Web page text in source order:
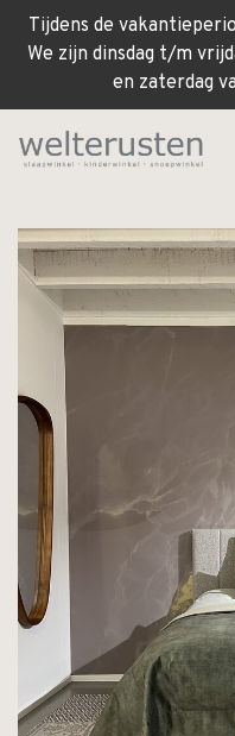
Tijdens de
We zijn dinsdag t/m
en zaterdag